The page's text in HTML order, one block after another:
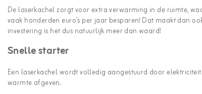
De laserkachel zorgt voor extra verwarming in de ruimte,
vaak honderden euro’s per jaar besparen! Dat maakt dan
investering is het dus natuurlijk meer dan waard!
Snelle starter
Een laserkachel wordt volledig aangestuurd door
warmte afgeven.